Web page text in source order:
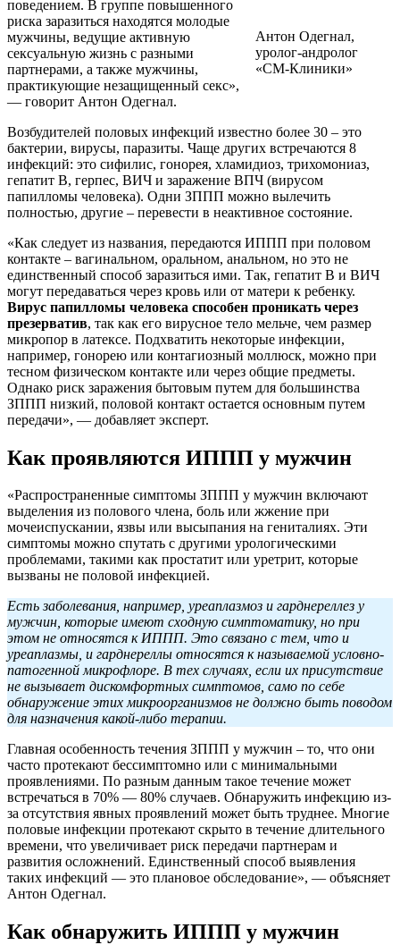
Антон Одегнал,
уролог-андролог
«СМ-Клиники»
поведением. В группе повышенного
риска заразиться находятся молодые
мужчины, ведущие активную
сексуальную жизнь с разными
партнерами, а также мужчины,
практикующие незащищенный секс»,
— говорит Антон Одегнал.
Возбудителей половых инфекций известно более 30 – это
бактерии, вирусы, паразиты. Чаще других встречаются 8
инфекций: это сифилис, гонорея, хламидиоз, трихомониаз,
гепатит В, герпес, ВИЧ и заражение ВПЧ (вирусом
папилломы человека). Одни ЗППП можно вылечить
полностью, другие – перевести в неактивное состояние.
«Как следует из названия, передаются ИППП при половом
контакте – вагинальном, оральном, анальном, но это не
единственный способ заразиться ими. Так, гепатит В и ВИЧ
могут передаваться через кровь или от матери к ребенку.
Вирус папилломы человека способен проникать через
презерватив, так как его вирусное тело мельче, чем размер
микропор в латексе. Подхватить некоторые инфекции,
например, гонорею или контагиозный моллюск, можно при
тесном физическом контакте или через общие предметы.
Однако риск заражения бытовым путем для большинства
ЗППП низкий, половой контакт остается основным путем
передачи», — добавляет эксперт.
Как проявляются ИППП у мужчин
«Распространенные симптомы ЗППП у мужчин включают
выделения из полового члена, боль или жжение при
мочеиспускании, язвы или высыпания на гениталиях. Эти
симптомы можно спутать с другими урологическими
проблемами, такими как простатит или уретрит, которые
вызваны не половой инфекцией.
Есть заболевания, например, уреаплазмоз и гарднереллез у
мужчин, которые имеют сходную симптоматику, но при
этом не относятся к ИППП. Это связано с тем, что и
уреаплазмы, и гарднереллы относятся к называемой условно-
патогенной микрофлоре. В тех случаях, если их присутствие
не вызывает дискомфортных симптомов, само по себе
обнаружение этих микроорганизмов не должно быть поводом
для назначения какой-либо терапии.
Главная особенность течения ЗППП у мужчин – то, что они
часто протекают бессимптомно или с минимальными
проявлениями. По разным данным такое течение может
встречаться в 70% — 80% случаев. Обнаружить инфекцию из-
за отсутствия явных проявлений может быть труднее. Многие
половые инфекции протекают скрыто в течение длительного
времени, что увеличивает риск передачи партнерам и
развития осложнений. Единственный способ выявления
таких инфекций — это плановое обследование», — объясняет
Антон Одегнал.
Как обнаружить ИППП у мужчин